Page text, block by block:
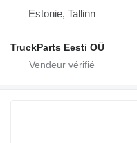
Estonie, Tallinn
TruckParts Eesti OÜ